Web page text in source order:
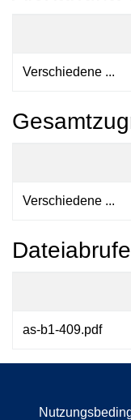
Verschiedene ...
Verschiedene ...
Dateiabrufe
as-b1-409.pdf